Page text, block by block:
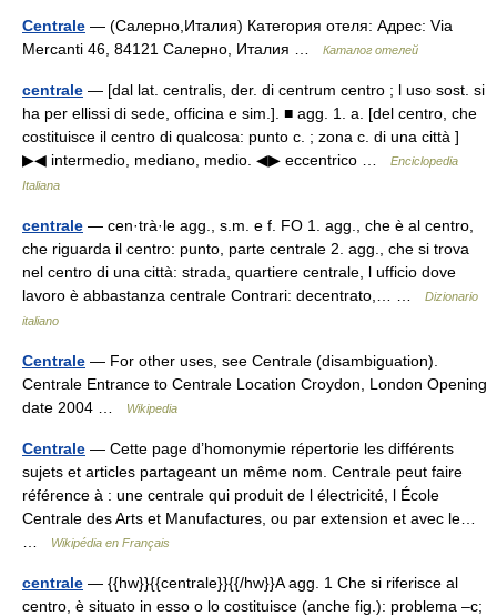
Centrale — (Салерно,Италия) Категория отеля: Адрес: Via
Mercanti 46, 84121 Салерно, Италия …
Каталог отелей
centrale — [dal lat. centralis, der. di centrum centro ; l uso sost. si
ha per ellissi di sede, officina e sim.]. ■ agg. 1. a. [del centro, che
costituisce il centro di qualcosa: punto c. ; zona c. di una città ]
▶◀ intermedio, mediano, medio. ◀▶ eccentrico …
Enciclopedia
Italiana
centrale — cen·trà·le agg., s.m. e f. FO 1. agg., che è al centro,
che riguarda il centro: punto, parte centrale 2. agg., che si trova
nel centro di una città: strada, quartiere centrale, l ufficio dove
lavoro è abbastanza centrale Contrari: decentrato,… …
Dizionario
italiano
Centrale — For other uses, see Centrale (disambiguation).
Centrale Entrance to Centrale Location Croydon, London Opening
date 2004 …
Wikipedia
Centrale — Cette page d’homonymie répertorie les différents
sujets et articles partageant un même nom. Centrale peut faire
référence à : une centrale qui produit de l électricité, l École
Centrale des Arts et Manufactures, ou par extension et avec le…
Wikipédia en Français
centrale — {{hw}}{{centrale}}{{/hw}}A agg. 1 Che si riferisce al
centro, è situato in esso o lo costituisce (anche fig.): problema –c;